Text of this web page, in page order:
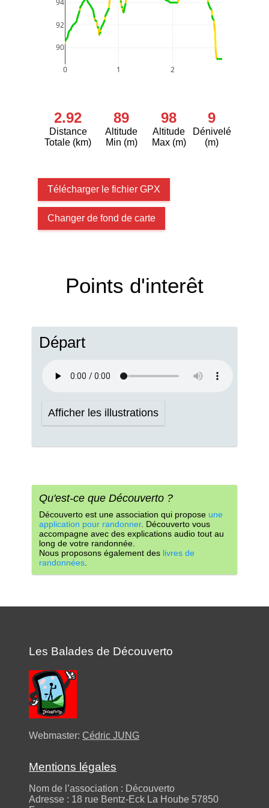
0 1 2
90
92
94
2.92
Distance
Totale (km)
89
Altitude
Min (m)
98
Altitude
Max (m)
9
Dénivelé
(m)
Télécharger le fichier GPX
Changer de fond de carte
Points d'interêt
Départ
Afficher les illustrations
Qu'est-ce que Découverto ?
Découverto est une association qui propose une
application pour randonner. Découverto vous
accompagne avec des explications audio tout au
long de votre randonnée.
Nous proposons également des livres de
randonnées
Les Balades de Découverto
Webmaster: Cédric JUNG
Mentions légales
Nom de l’association : Découverto
Adresse : 18 rue Bentz-Eck La Hoube 57850